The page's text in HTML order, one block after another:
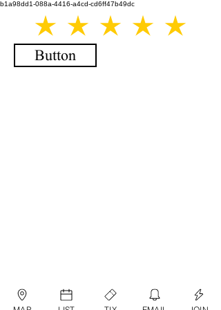
b1a98dd1-088a-4416-a4cd-cd6ff47b49dc
Button